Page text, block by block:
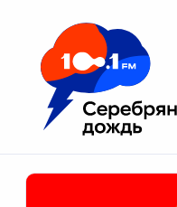
Москва 100.1 FM
Апатиты